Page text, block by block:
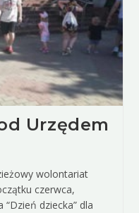
Urzędem
wolontariat
czerwca,
dziecka” dla